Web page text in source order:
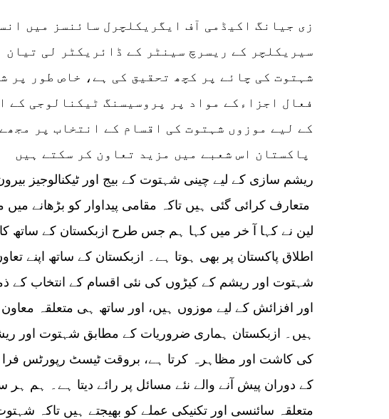
سیریکلچر کے ریسرچ سینٹر کے ڈائریکٹر لی تیان
شہتوت کی چائے پر کچھ تحقیق کی ہے، خاص طور پر
فعال اجزاءکے مواد پر پروسیسنگ ٹیکنالوجی کے
کے لیے موزوں شہتوت کی اقسام کے انتخاب پر
ریشم سازی کے لیے چینی شہتوت کے بیج اور ٹیکنالوجیز
اطلاق پاکستان پر بھی ہوتا ہے۔ ازبکستان کے ساتھ اپنے
شہتوت اور ریشم کے کیڑوں کی نئی اقسام کے انتخاب کے
اور افزائش کے لیے موزوں ہیں، اور ساتھ ہی متعلقہ
ہیں۔ ازبکستان ہماری ضروریات کے مطابق شہتوت اور
کی کاشت اور مظاہرہ کرتا ہے، بروقت ٹیسٹ رپورٹس فراہم
کے دوران پیش آنے والے نئے مسائل پر رائے دیتا ہے۔ ہم ہر
متعلقہ سائنسی اور تکنیکی عملے کو بھیجتے ہیں تاکہ